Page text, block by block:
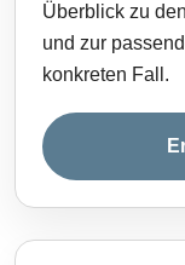
Überblick zu
und zur
konkreten Fall.